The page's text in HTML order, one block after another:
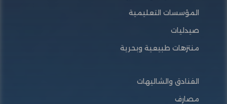
المؤسسات التعليمية
صيدليات
منتزهات طبيعية وبحرية
الفنادق والشاليهات
مصارف